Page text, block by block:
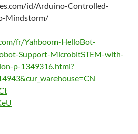
id/Arduino-Controlled-
Mindstorm/
fr/Yahboom-HelloBot-
Support-MicrobitSTEM-with-
p-1349316.html?